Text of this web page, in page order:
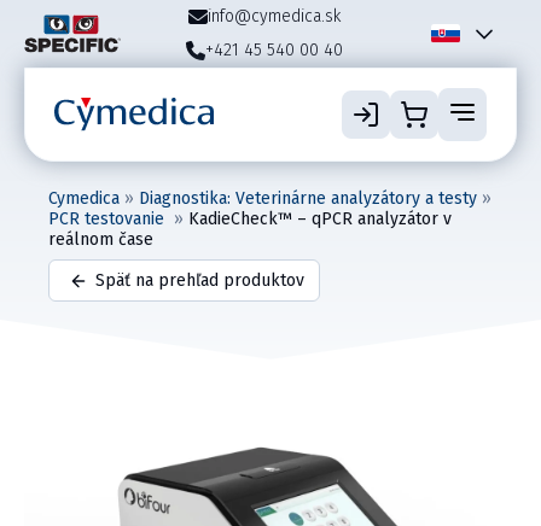
info@cymedica.sk
+421 45 540 00 40
Cymedica » Diagnostika: Veterinárne analyzátory a testy »
PCR testovanie » KadieCheck™ – qPCR analyzátor v
reálnom čase
Späť na prehľad produktov